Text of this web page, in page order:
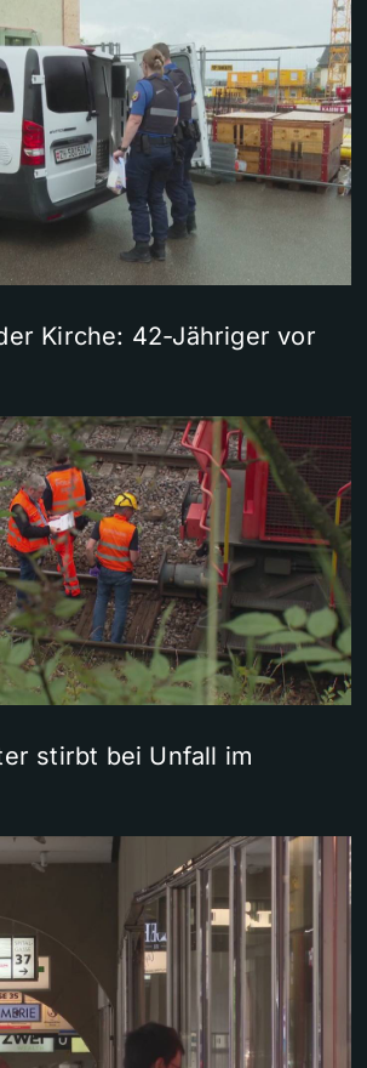
Kirche: 42-Jähriger vor
stirbt bei Unfall im